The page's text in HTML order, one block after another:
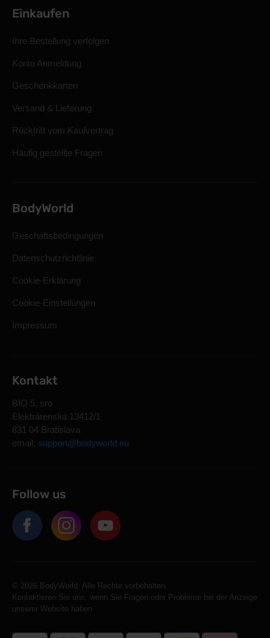
Einkaufen
Ihre Bestellung verfolgen
Konto Anmeldung
Geschenkkarten
Versand & Lieferung
Rücktritt vom Kaufvertrag
Häufig gestellte Fragen
BodyWorld
Geschäftsbedingungen
Datenschutzrichtlinie
Cookie-Erklärung
Cookie-Einstellungen
Impressum
Kontakt
BIO 5, sro
Elektrárenská 13412/1
831 04 Bratislava
email: support@bodyworld.eu
Follow us
© 2026 BodyWorld. Alle Rechte vorbehalten.
Kontaktieren Sie uns, wenn Sie Fragen oder Probleme bei der Anzeige
unserer Website haben